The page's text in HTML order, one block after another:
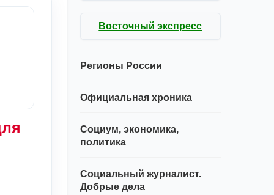
Восточный экспресс
Регионы России
Официальная хроника
Социум, экономика,
политика
Социальный журналист.
Добрые дела